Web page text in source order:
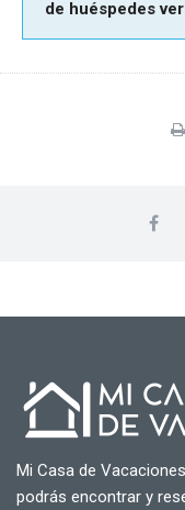
de huéspedes
Mi Casa de
podrás encontrar y